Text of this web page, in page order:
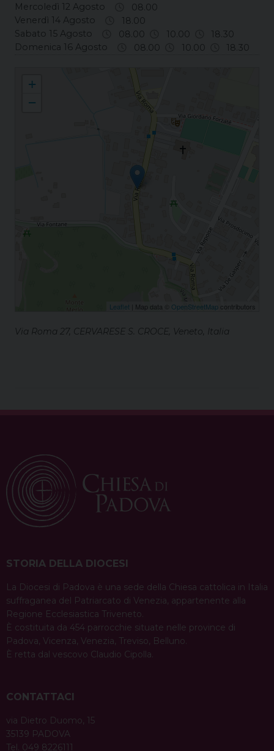
Mercoledì 12 Agosto
08.00
Venerdì 14 Agosto
18.00
Sabato 15 Agosto
08.00 10.00
18.30
Domenica 16 Agosto
08.00 10.00 18.30
+
−
Leaflet | Map data © OpenStreetMap contributors
Via Roma 27, CERVARESE S. CROCE, Veneto, Italia
STORIA DELLA DIOCESI
La Diocesi di Padova è una sede della Chiesa cattolica in Italia
suffraganea del Patriarcato di Venezia, appartenente alla
Regione Ecclesiastica Triveneto.
È costituita da 454 parrocchie situate nelle province di
Padova, Vicenza, Venezia, Treviso, Belluno.
È retta dal vescovo Claudio Cipolla.
CONTATTACI
via Dietro Duomo, 15
35139 PADOVA
Tel. 049 8226111